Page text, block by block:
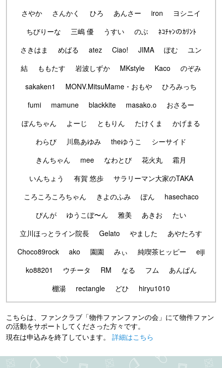
さやか
さんかく ひろ あんさー iron
ヨシニイ
ちびりーな
三嶋 優 うすい のぶ
ﾈｺﾁｬﾝのｶﾘﾝﾄ
さきはま
めばる atez Ciao! JIMA ぽむ
ユン
結
ももたす 岩波しずか MKstyle Kaco
のぞみ
sakaken1
MONV.MitsuMame・おもや
ひろみっち
fumi
mamune blackkite masako.o
おさるー
ぽんちゃん
よーじ ともりん たけくま
かげまる
わらび
川島あゆみ theゆうこ
シーサイド
きんちゃん
mee なわとび 花火丸
霜月
いんちょう
有賀 悠歩
サラリーマン大家のTAKA
ころころころちゃん
きよのふみ ぽん
hasechaco
ぴんが
ゆうこぼ〜ん 雅美 あきお
たい
立川ほっとライン院長
Gelato やました
あやたろす
Choco89rock
ako 園園 みぃ 純喫茶ヒッピー
eiji
ko88201
ウチータ RM なる フム
あんぱん
棚湯
rectangle どひ hiryu1010
こちらは、ファンクラブ「物件ファンファンの会」にて物件ファン
の活動をサポートしてくださった方々です。
現在は申込みを終了しています。 詳細はこちら